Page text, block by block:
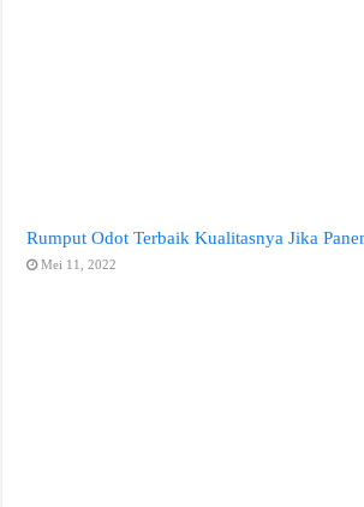
Rumput Odot Terbaik Kualitasnya Jika
Mei 11, 2022